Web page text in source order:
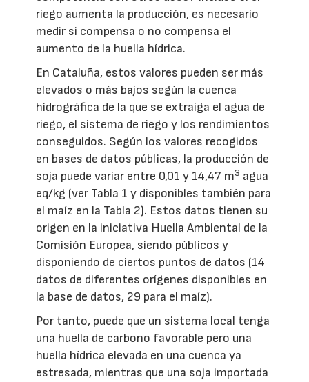
riego aumenta la producción, es necesario
medir si compensa o no compensa el
aumento de la huella hídrica.
En Cataluña, estos valores pueden ser más
elevados o más bajos según la cuenca
hidrográfica de la que se extraiga el agua de
riego, el sistema de riego y los rendimientos
conseguidos. Según los valores recogidos
en bases de datos públicas, la producción de
soja puede variar entre 0,01 y 14,47 m3 agua
eq/kg (ver Tabla 1 y disponibles también para
el maíz en la Tabla 2). Estos datos tienen su
origen en la iniciativa Huella Ambiental de la
Comisión Europea, siendo públicos y
disponiendo de ciertos puntos de datos (14
datos de diferentes orígenes disponibles en
la base de datos, 29 para el maíz).
Por tanto, puede que un sistema local tenga
una huella de carbono favorable pero una
huella hídrica elevada en una cuenca ya
estresada, mientras que una soja importada